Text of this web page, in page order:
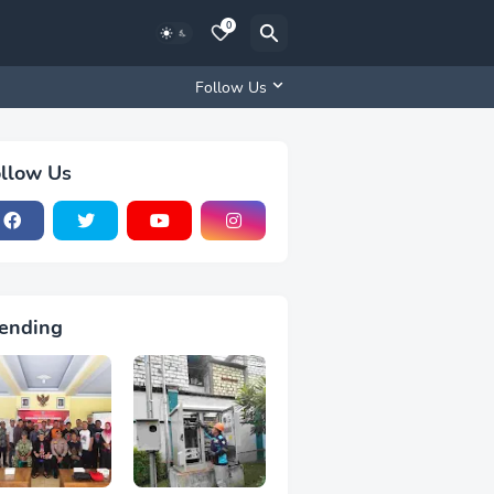
0
Follow Us
Us